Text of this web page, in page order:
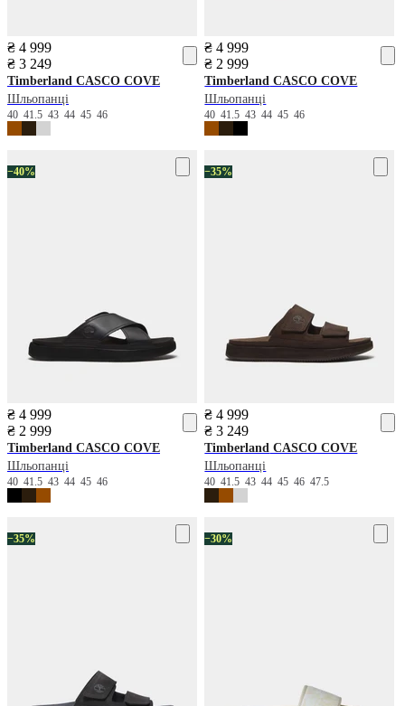
₴ 4 999
₴ 3 249
Timberland CASCO COVE
Шльопанці
40 41.5 43 44 45 46
₴ 4 999
₴ 2 999
Timberland CASCO COVE
Шльопанці
4041.543444546
−40%
₴ 4 999
₴ 2 999
Timberland CASCO COVE
Шльопанці
40 41.5 43 44 45 46
−35%
₴ 4 999
₴ 3 249
Timberland CASCO COVE
Шльопанці
4041.54344454647.5
−35% −30%